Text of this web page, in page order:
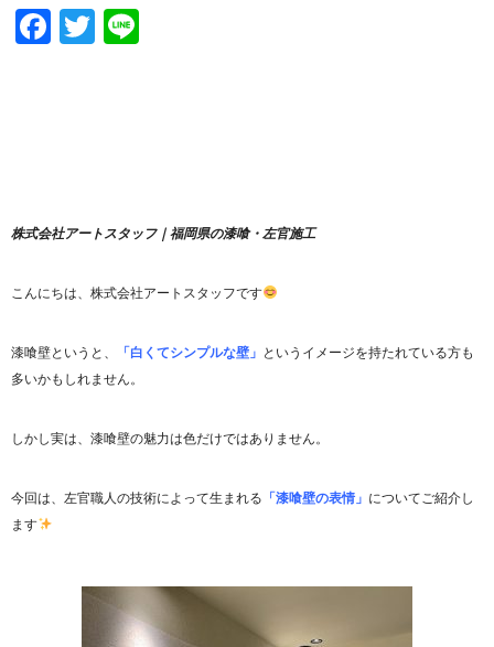
Facebook
Twitter
株式会社アートスタッフ｜福岡県の漆喰・左官施工
こんにちは、株式会社アートスタッフです
漆喰壁というと、 「白くてシンプルな壁」 というイメージを持たれている方も
多いかもしれません。
しかし実は、漆喰壁の魅力は色だけではありません。
今回は、左官職人の技術によって生まれる 「漆喰壁の表情」 についてご紹介し
ます